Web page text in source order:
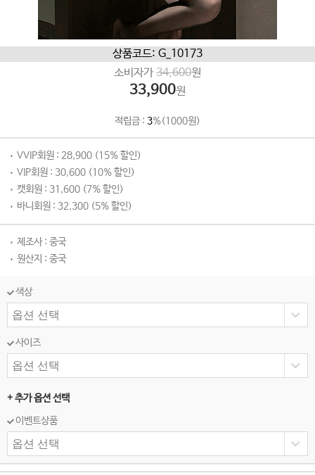
상품코드: G_10173
소비자가 34,600원
33,900원
적립금 : 3%(1000원)
VVIP회원 : 28,900 (15% 할인)
VIP회원 : 30,600 (10% 할인)
캣회원 : 31,600 (7% 할인)
바니회원 : 32,300 (5% 할인)
제조사 : 중국
원산지 : 중국
색상
사이즈
+ 추가 옵션 선택
이벤트상품